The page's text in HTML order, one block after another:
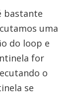
bastante
uma
do loop e
for
o
se